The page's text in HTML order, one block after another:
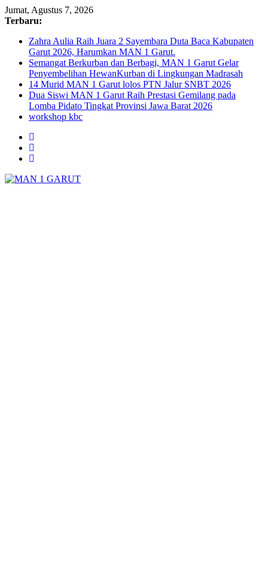
Skip
to
Jumat, Agustus 7, 2026
Terbaru:
Zahra Aulia Raih Juara 2 Sayembara Duta Baca Kabupaten
Garut 2026, Harumkan MAN 1 Garut.
Semangat Berkurban dan Berbagi, MAN 1 Garut Gelar
Penyembelihan HewanKurban di Lingkungan Madrasah
14 Murid MAN 1 Garut lolos PTN Jalur SNBT 2026
Dua Siswi MAN 1 Garut Raih Prestasi Gemilang pada
Lomba Pidato Tingkat Provinsi Jawa Barat 2026
workshop kbc